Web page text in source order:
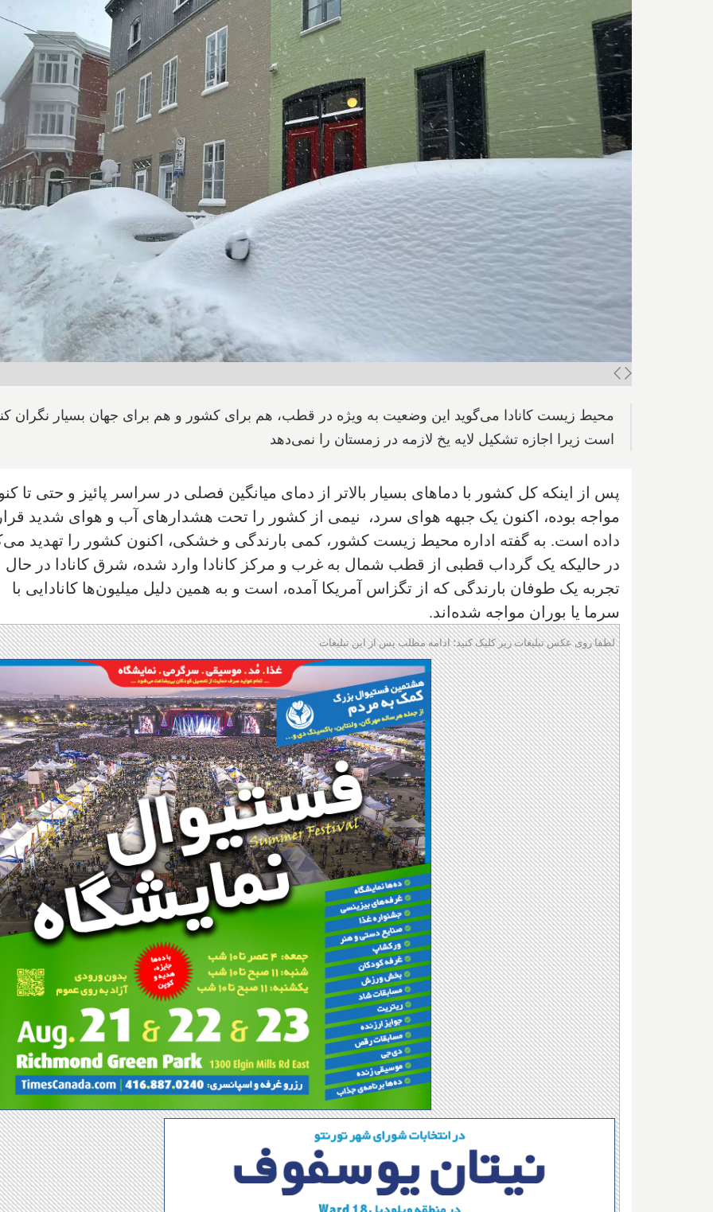
محیط زیست کانادا می‌گوید این وضعیت به ویژه در قطب، هم برای کشور و هم برای جهان بسیار نگران
است زیرا اجازه تشکیل لایه یخ لازمه در زمستان را نمی‌دهد
پس از اینکه کل کشور با دماهای بسیار بالاتر از دمای میانگین فصلی در سراسر پائیز و حتی تا
مواجه بوده، اکنون یک جبهه هوای سرد، نیمی از کشور را تحت هشدارهای آب و هوای شدید
داده است. به گفته اداره محیط زیست کشور، کمی بارندگی و خشکی، اکنون کشور را تهدید
در حالیکه یک گرداب قطبی از قطب شمال به غرب و مرکز کانادا وارد شده، شرق کانادا در حال
تجربه یک طوفان بارندگی که از تگزاس آمریکا آمده، است و به همین دلیل میلیون‌ها کانادایی با
سرما یا بوران مواجه شده‌اند.
لطفا روی عکس تبلیغات زیر کلیک کنید؛ ادامه مطلب پس از این تبلیغات